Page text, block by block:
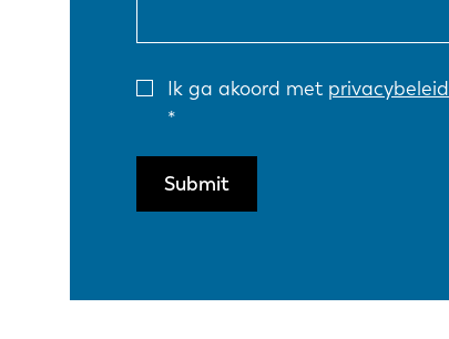
Ik ga akoord met privacybeleid
Submit